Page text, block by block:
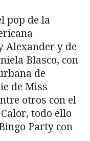
pop de la
Alexander y de
Blasco, con
de
de Miss
otros con el
todo ello
Party con